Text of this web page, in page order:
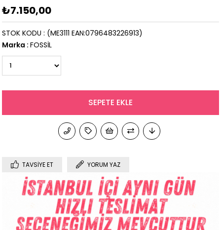
₺7.150,00
(ME3111 EAN:0796483226913)
STOK KODU
Marka : FOSSİL
TAVSIYE ET YORUM YAZ